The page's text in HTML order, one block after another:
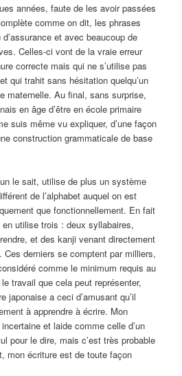
années, faute de les avoir passées
comme on dit, les phrases
et avec beaucoup de
Celles-ci vont de la vraie erreur
correcte mais qui ne s’utilise pas
qui trahit sans hésitation quelqu’un
maternelle. Au final, sans surprise,
en âge d’être en école primaire
suis même vu expliquer, d’une façon
construction grammaticale de base
le sait, utilise de plus un système
de l’alphabet auquel on est
que fonctionnellement. En fait
en utilise trois : deux syllabaires,
et des kanji venant directement
derniers se comptent par milliers,
comme le minimum requis au
travail que cela peut représenter,
japonaise a ceci d’amusant qu’il
à apprendre à écrire. Mon
et laide comme celle d’un
pour le dire, mais c’est très probable
mon écriture est de toute façon